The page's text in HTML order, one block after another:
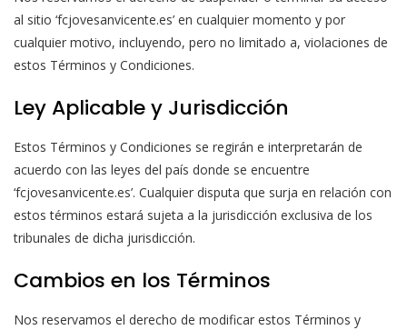
al sitio ‘fcjovesanvicente.es’ en cualquier momento y por
cualquier motivo, incluyendo, pero no limitado a, violaciones de
estos Términos y Condiciones.
Ley Aplicable y Jurisdicción
Estos Términos y Condiciones se regirán e interpretarán de
acuerdo con las leyes del país donde se encuentre
‘fcjovesanvicente.es’. Cualquier disputa que surja en relación con
estos términos estará sujeta a la jurisdicción exclusiva de los
tribunales de dicha jurisdicción.
Cambios en los Términos
Nos reservamos el derecho de modificar estos Términos y